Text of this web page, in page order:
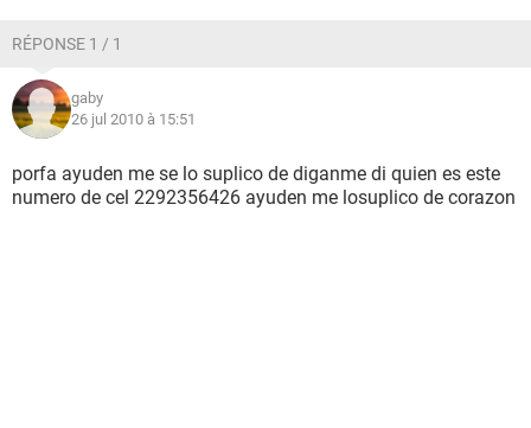
RÉPONSE 1 / 1
gaby
26 jul 2010 à 15:51
porfa ayuden me se lo suplico de diganme di quien es este
numero de cel 2292356426 ayuden me losuplico de corazon